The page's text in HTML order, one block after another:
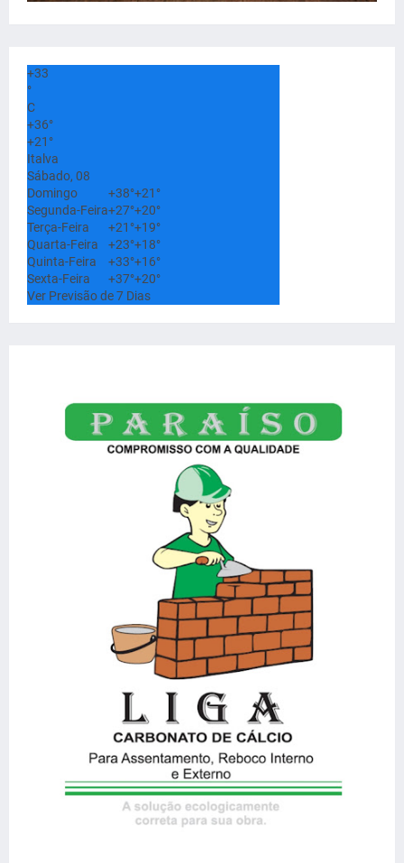
+33
°
C
+36°
+21°
Italva
Sábado, 08
Domingo
+38°+21°
Segunda-Feira+27°+20°
Terça-Feira
+21°+19°
Quarta-Feira
+23°+18°
Quinta-Feira
+33°+16°
Sexta-Feira
+37°+20°
Ver Previsão de 7 Dias